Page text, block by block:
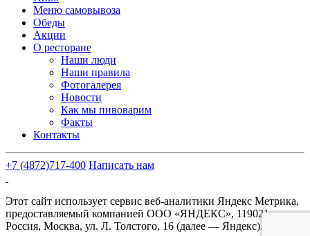
Меню самовывоза
Обеды
Акции
О ресторане
Наши люди
Наши правила
Фотогалерея
Новости
Как мы пивоварим
Факты
Контакты
+7 (4872)717-400 Написать нам
Этот сайт использует сервис веб-аналитики Яндекс Метрика,
предоставляемый компанией ООО «ЯНДЕКС», 119021,
Россия, Москва, ул. Л. Толстого, 16 (далее — Яндекс).